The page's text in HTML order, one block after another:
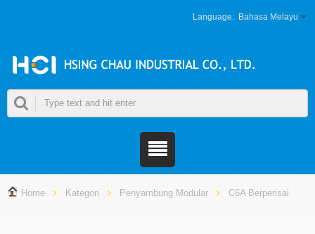
Bahasa Melayu
Home Kategori Penyambung Modular C6A Berperisai